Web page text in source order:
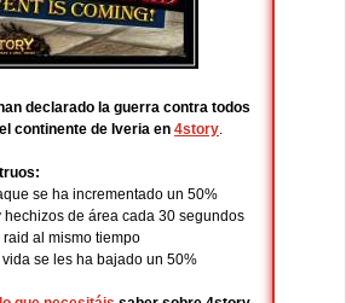
declarado la guerra contra todos
continente de Iveria en 4story.
se ha incrementado un 50%
hechizos de área cada 30 segundos
al mismo tiempo
se les ha bajado un 50%